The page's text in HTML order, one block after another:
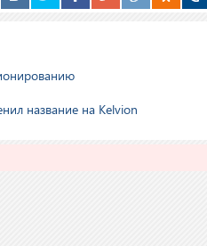
название на Kelvion